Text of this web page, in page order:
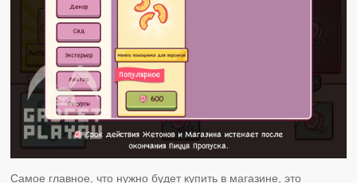
Самое главное, что нужно будет купить в магазине, это